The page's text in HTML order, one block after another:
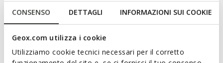
CONSENSO DETTAGLI INFORMAZIONI SUI COOKIE
Geox.com utilizza i cookie
Utilizziamo cookie tecnici necessari per il corretto
Free returns within 30 days of the delivery date